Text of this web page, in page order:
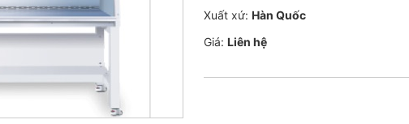
Xuất xứ: Hàn Quốc
Giá: Liên hệ